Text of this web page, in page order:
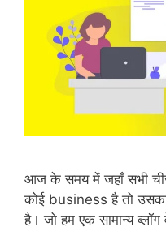
आज के समय में जहाँ सभी
कोई business है तो
है। जो हम एक सामान्य